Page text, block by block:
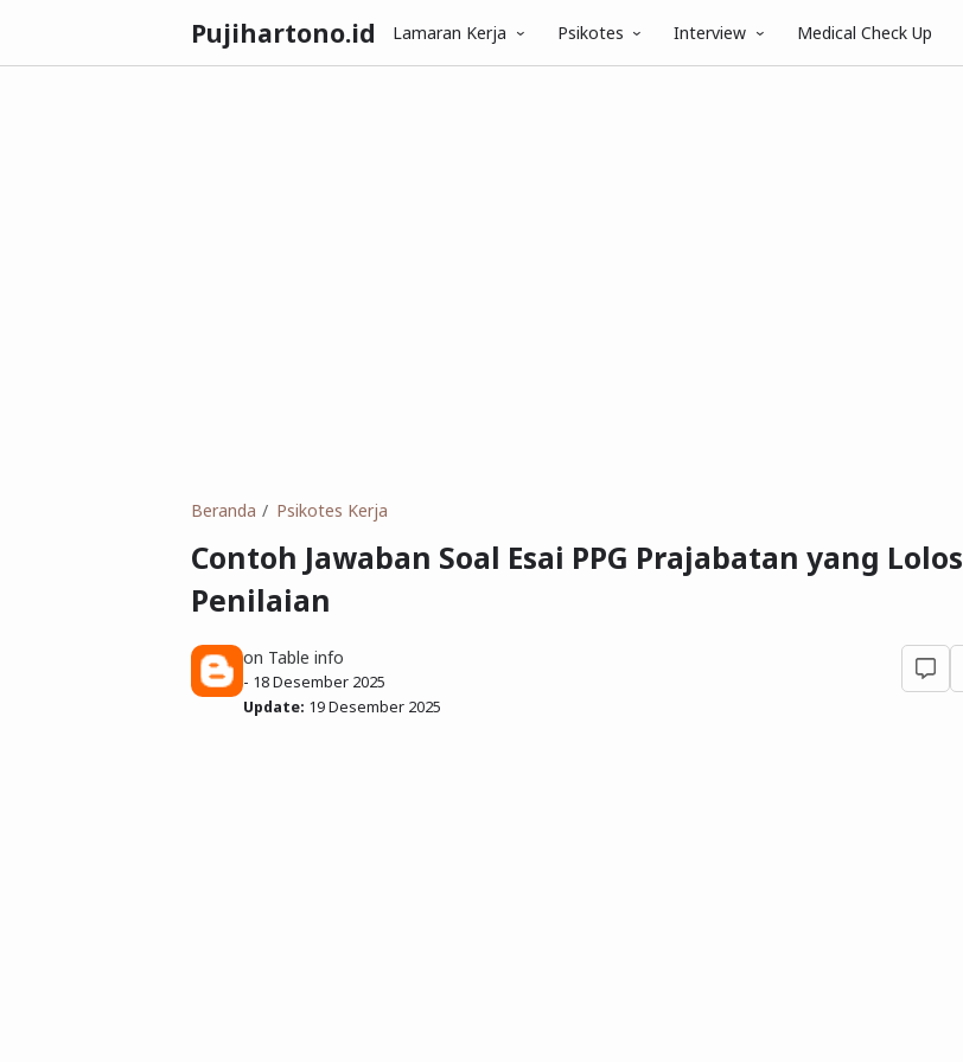
Pujihartono.id Lamaran Kerja Psikotes Interview Medical Check Up
Beranda Psikotes Kerja
Contoh Jawaban Soal Esai PPG Prajabatan yang Lolos
Penilaian
on Table info
- 18 Desember 2025
Update: 19 Desember 2025